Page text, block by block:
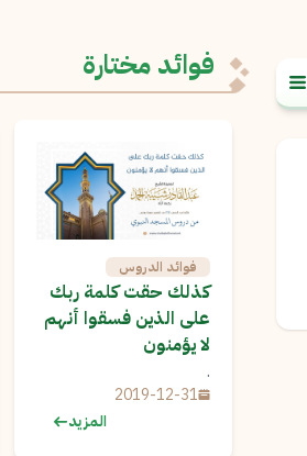
فوائد مختارة
فوائد الدروس
كذلك حقت كلمة ربك
على الذين فسقوا أنهم
لا يؤمنون
.
2019-12-31
المزيد